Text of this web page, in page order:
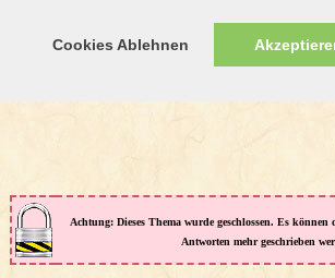
Cookies Ablehnen
Achtung: Dieses Thema wurde geschlossen. Es können
Antworten mehr geschrieben